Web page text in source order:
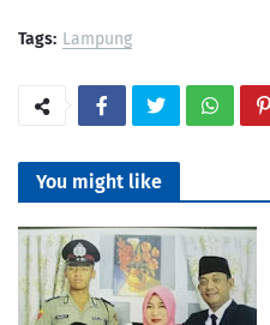
Tags: Lampung
You might like